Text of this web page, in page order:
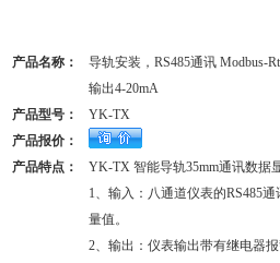
产品名称：
导轨安装，RS485通讯 Modbus-
输出4-20mA
产品型号：
YK-TX
产品报价：
产品特点：
YK-TX 智能导轨35mm通讯数据
1、输入：八通道仪表的RS485通
量值。
2、输出：仪表输出带有继电器